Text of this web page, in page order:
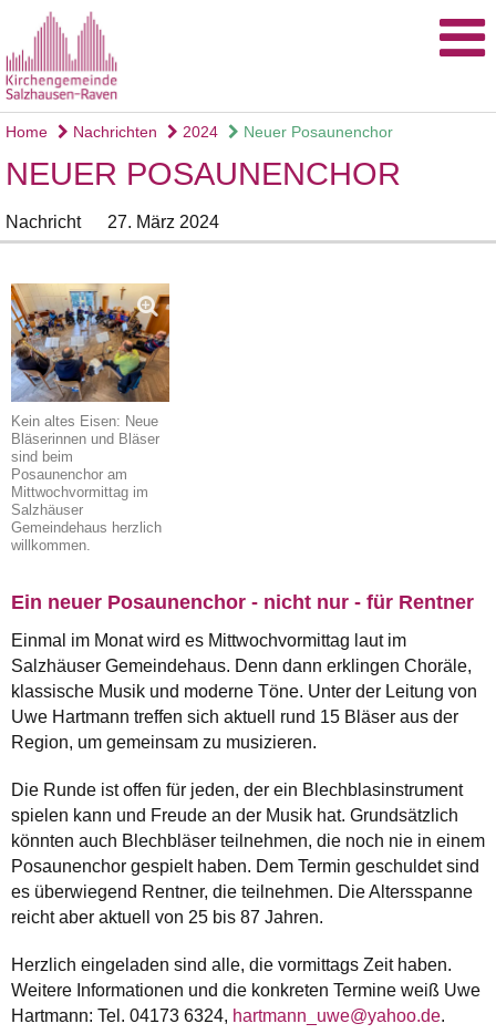
Home Nachrichten 2024 Neuer Posaunenchor
NEUER POSAUNENCHOR
Nachricht 27. März 2024
Kein altes Eisen: Neue
Bläserinnen und Bläser
sind beim
Posaunenchor am
Mittwochvormittag im
Salzhäuser
Gemeindehaus herzlich
willkommen.
Ein neuer Posaunenchor - nicht nur - für Rentner
Einmal im Monat wird es Mittwochvormittag laut im
Salzhäuser Gemeindehaus. Denn dann erklingen Choräle,
klassische Musik und moderne Töne. Unter der Leitung von
Uwe Hartmann treffen sich aktuell rund 15 Bläser aus der
Region, um gemeinsam zu musizieren.
Die Runde ist offen für jeden, der ein Blechblasinstrument
spielen kann und Freude an der Musik hat. Grundsätzlich
könnten auch Blechbläser teilnehmen, die noch nie in einem
Posaunenchor gespielt haben. Dem Termin geschuldet sind
es überwiegend Rentner, die teilnehmen. Die Altersspanne
reicht aber aktuell von 25 bis 87 Jahren.
Herzlich eingeladen sind alle, die vormittags Zeit haben.
Weitere Informationen und die konkreten Termine weiß Uwe
Hartmann: Tel. 04173 6324, hartmann_uwe@yahoo.de.